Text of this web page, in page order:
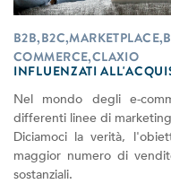
COMMERCE,CLAXIO
INFLUENZATI
Nel mondo degli e-
differenti linee di
Diciamoci la verità,
maggior numero di
sostanziali.